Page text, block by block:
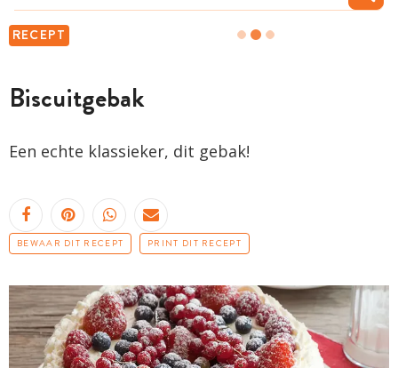
RECEPT
Biscuitgebak
Een echte klassieker, dit gebak!
BEWAAR DIT RECEPT PRINT DIT RECEPT
MIJN BEWAARDE RECEPTEN